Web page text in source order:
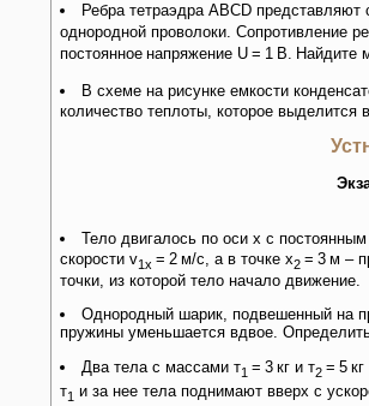
Ребра тетраэдра ABCD
однородной проволоки. Сопротивление
постоянное напряжение U = 1 В. Найдите
В схеме на рисунке емкости
количество теплоты, которое
Тело двигалось по оси х с
скорости v1x = 2 м/с, а в точке х2 = 3 м –
точки, из которой тело начало движение.
Однородный шарик, подвешенный на
пружины уменьшается вдвое.
Два тела с массами т1= 3 кг и т2= 5
т1 и за нее тела поднимают вверх с